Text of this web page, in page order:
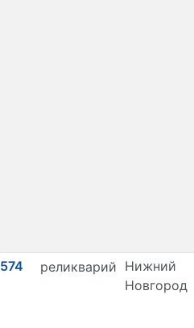
574 реликварий Нижний
Новгород